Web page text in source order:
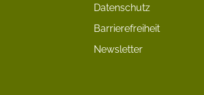
Datenschutz
Barrierefreiheit
Newsletter